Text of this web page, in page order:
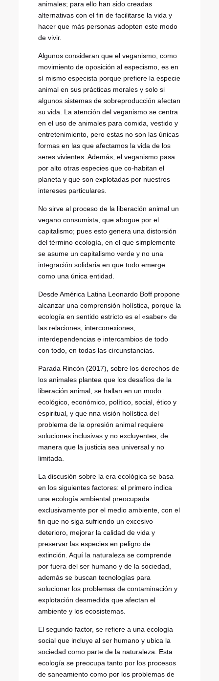
animales; para ello han sido creadas
alternativas con el fin de facilitarse la vida y
hacer que más personas adopten este modo
de vivir.
Algunos consideran que el veganismo, como
movimiento de oposición al especismo, es en
sí mismo especista porque prefiere la especie
animal en sus prácticas morales y solo si
algunos sistemas de sobreproducción afectan
su vida. La atención del veganismo se centra
en el uso de animales para comida, vestido y
entretenimiento, pero estas no son las únicas
formas en las que afectamos la vida de los
seres vivientes. Además, el veganismo pasa
por alto otras especies que co-habitan el
planeta y que son explotadas por nuestros
intereses particulares.
No sirve al proceso de la liberación animal un
vegano consumista, que abogue por el
capitalismo; pues esto genera una distorsión
del término ecología, en el que simplemente
se asume un capitalismo verde y no una
integración solidaria en que todo emerge
como una única entidad.
Desde América Latina Leonardo Boff propone
alcanzar una comprensión holística, porque la
ecología en sentido estricto es el «saber» de
las relaciones, interconexiones,
interdependencias e intercambios de todo
con todo, en todas las circunstancias.
Parada Rincón (2017), sobre los derechos de
los animales plantea que los desafíos de la
liberación animal, se hallan en un modo
ecológico, económico, político, social, ético y
espiritual, y que nna visión holística del
problema de la opresión animal requiere
soluciones inclusivas y no excluyentes, de
manera que la justicia sea universal y no
limitada.
La discusión sobre la era ecológica se basa
en los siguientes factores: el primero indica
una ecología ambiental preocupada
exclusivamente por el medio ambiente, con el
fin que no siga sufriendo un excesivo
deterioro, mejorar la calidad de vida y
preservar las especies en peligro de
extinción. Aquí la naturaleza se comprende
por fuera del ser humano y de la sociedad,
además se buscan tecnologías para
solucionar los problemas de contaminación y
explotación desmedida que afectan el
ambiente y los ecosistemas.
El segundo factor, se refiere a una ecología
social que incluye al ser humano y ubica la
sociedad como parte de la naturaleza. Esta
ecología se preocupa tanto por los procesos
de saneamiento como por los problemas de